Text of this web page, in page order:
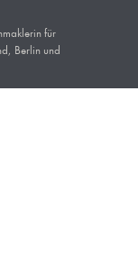
für
Berlin und